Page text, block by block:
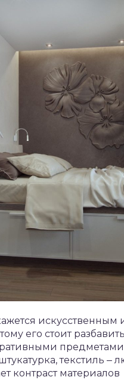
искусственным
его стоит
текстиль ‒
контраст материалов